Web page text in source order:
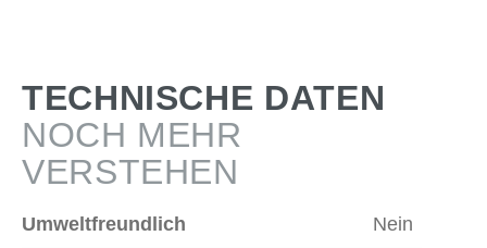
TECHNISCHE DATEN
NOCH MEHR
VERSTEHEN
Umweltfreundlich Nein